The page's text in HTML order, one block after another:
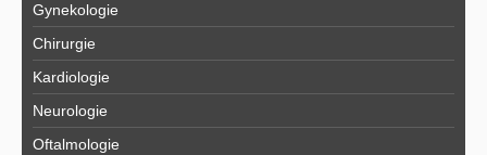
Gynekologie
Chirurgie
Kardiologie
Neurologie
Oftalmologie